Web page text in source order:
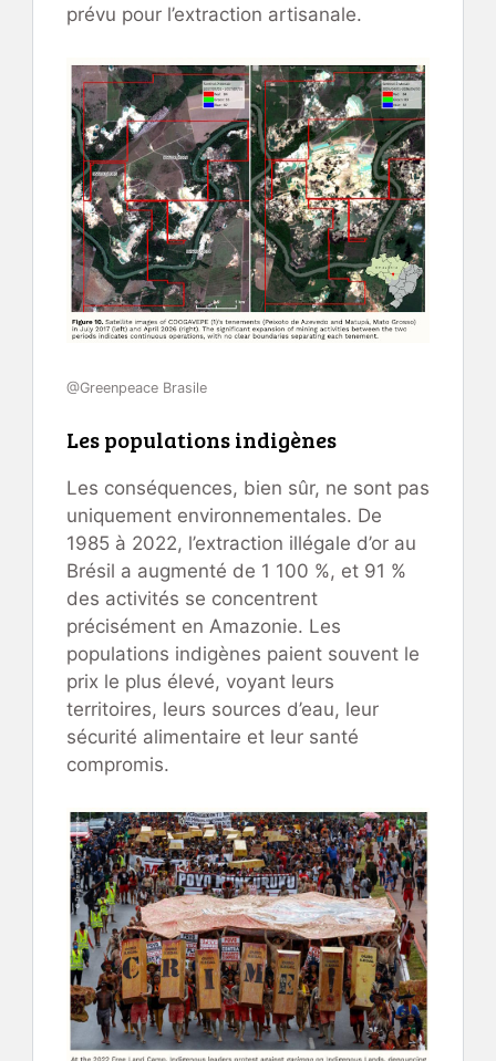
prévu pour l’extraction artisanale.
@Greenpeace Brasile
Les populations indigènes
Les conséquences, bien sûr, ne sont pas
uniquement environnementales. De
1985 à 2022, l’extraction illégale d’or au
Brésil a augmenté de 1 100 %, et 91 %
des activités se concentrent
précisément en Amazonie. Les
populations indigènes paient souvent le
prix le plus élevé, voyant leurs
territoires, leurs sources d’eau, leur
sécurité alimentaire et leur santé
compromis.